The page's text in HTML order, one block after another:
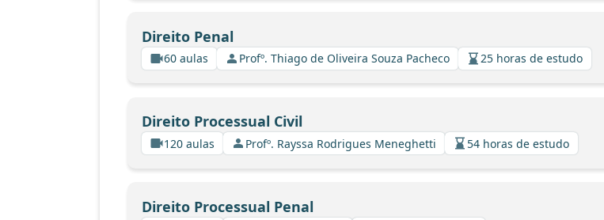
Direito Penal
60 aulas Profº. Thiago de Oliveira Souza Pacheco 25 horas de estudo
Direito Processual Civil
120 aulas Profº. Rayssa Rodrigues Meneghetti 54 horas de estudo
Direito Processual Penal